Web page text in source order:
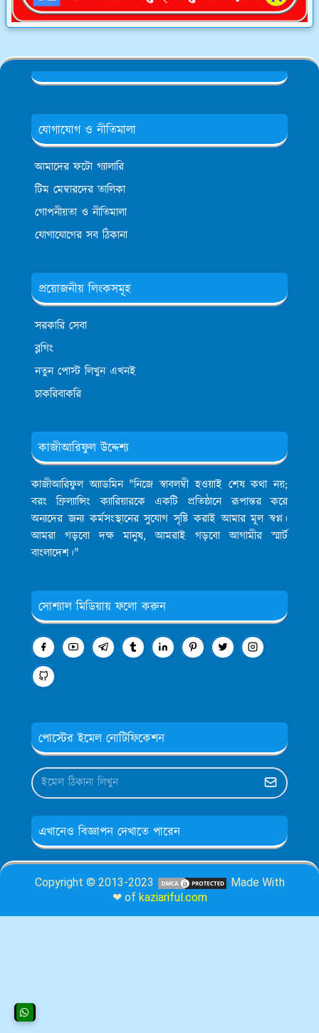
যোগাযোগ ও নীতিমালা
আমাদের ফটো গ্যালারি
টিম মেম্বারদের তালিকা
গোপনীয়তা ও নীতিমালা
যোগাযোগের সব ঠিকানা
প্রয়োজনীয় লিংকসমূহ
সরকারি সেবা
ব্লগিং
নতুন পোস্ট লিখুন এখনই
চাকরিবাকরি
কাজীআরিফুল উদ্দেশ্য
কাজীআরিফুল অ্যাডমিন "নিজে স্বাবলম্বী হওয়াই শেষ কথা নয়;
বরং ফ্রিল্যান্সিং ক্যারিয়ারকে একটি প্রতিষ্ঠানে রূপান্তর করে
অন্যদের জন্য কর্মসংস্থানের সুযোগ সৃষ্টি করাই আমার মূল স্বপ্ন।
আমরা গড়বো দক্ষ মানুষ, আমরাই গড়বো আগামীর স্মার্ট
বাংলাদেশ।"
সোশ্যাল মিডিয়ায় ফলো করুন
পোস্টের ইমেল নোটিফিকেশন
এখানেও বিজ্ঞাপন দেখাতে পারেন
Copyright © 2013-2023
Made With
❤ of kaziariful.com